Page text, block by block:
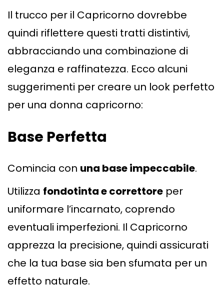
Il trucco per il Capricorno dovrebbe
quindi riflettere questi tratti distintivi,
abbracciando una combinazione di
eleganza e raffinatezza. Ecco alcuni
suggerimenti per creare un look perfetto
per una donna capricorno:
Base Perfetta
Comincia con una base impeccabile.
Utilizza fondotinta e correttore per
uniformare l’incarnato, coprendo
eventuali imperfezioni. Il Capricorno
apprezza la precisione, quindi assicurati
che la tua base sia ben sfumata per un
effetto naturale.